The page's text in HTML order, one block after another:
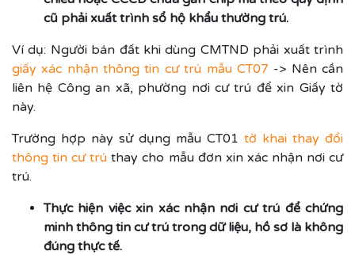
cũ phải xuất trình sổ hộ khẩu thường trú.
Ví dụ: Người bán đất khi dùng CMTND phải xuất trình
giấy xác nhận thông tin cư trú mẫu CT07 -> Nên cần
liên hệ Công an xã, phường nơi cư trú để xin Giấy tờ
này.
Trường hợp này sử dụng mẫu CT01 tờ khai thay đổi
thông tin cư trú thay cho mẫu đơn xin xác nhận nơi cư
trú.
Thực hiện việc xin xác nhận nơi cư trú để chứng
minh thông tin cư trú trong dữ liệu, hồ sơ là không
đúng thực tế.